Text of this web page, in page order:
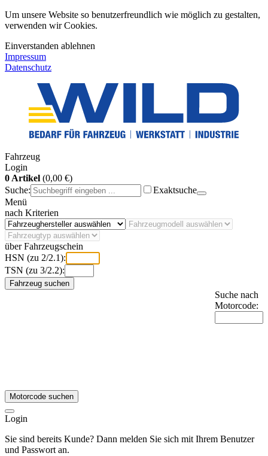
Um unsere Website so benutzerfreundlich wie möglich zu gestalten,
verwenden wir Cookies.
Einverstanden ablehnen
Impressum
Datenschutz
Fahrzeug
Login
0 Artikel (0,00 €)
Suche:
Exaktsuche
Menü
nach Kriterien
über Fahrzeugschein
HSN (zu 2/2.1):
TSN (zu 3/2.2):
Fahrzeug suchen
Suche nach
Motorcode:
Motorcode suchen
Login
Sie sind bereits Kunde? Dann melden Sie sich mit Ihrem Benutzer
und Passwort an.